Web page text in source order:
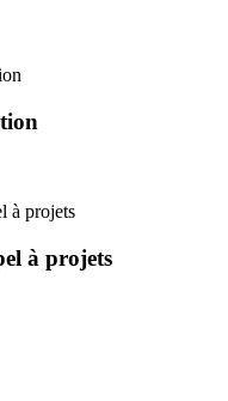
à projets
à projets